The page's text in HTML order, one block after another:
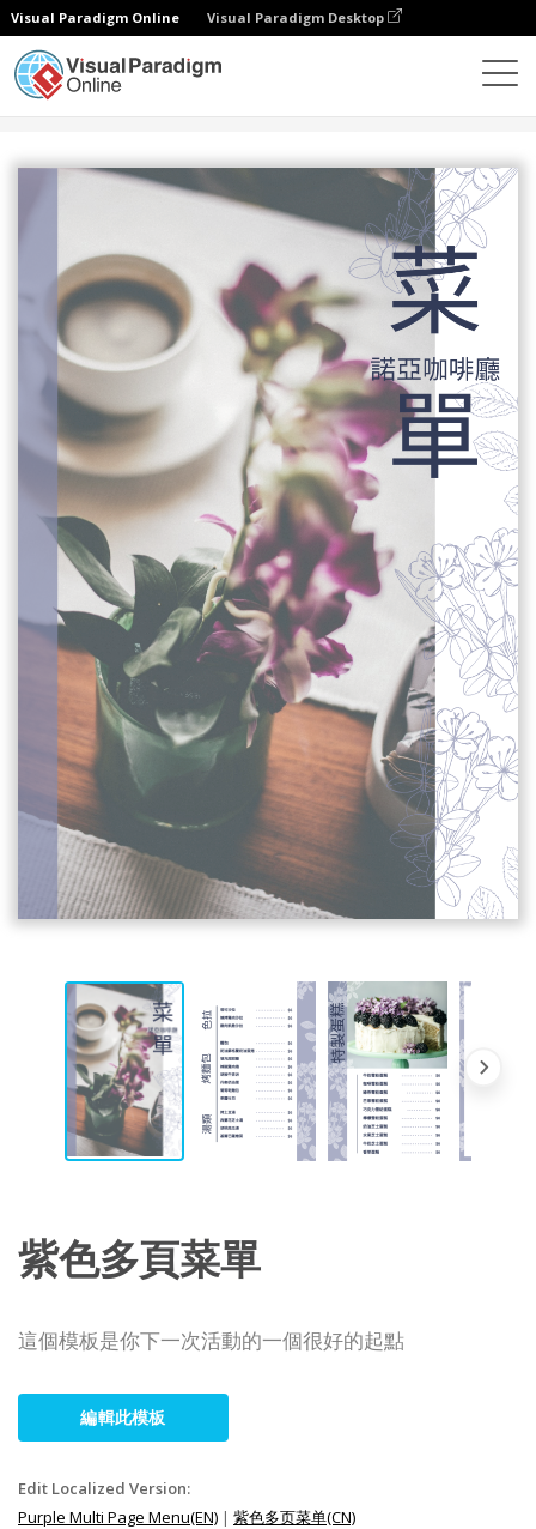
Visual Paradigm Online Visual Paradigm Desktop
紫色多頁菜單
這個模板是你下一次活動的一個很好的起點
編輯此模板
Edit Localized Version:
Purple Multi Page Menu(EN) | 紫色多页菜单(CN)